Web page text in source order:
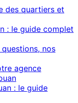
des quartiers et
: le guide complet
nos
agence
: le guide